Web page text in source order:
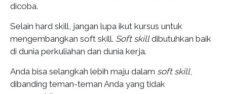
dicoba.
Selain hard skill, jangan lupa ikut kursus untuk
mengembangkan soft skill. Soft skilldibutuhkan baik
di dunia perkuliahan dan dunia kerja.
Anda bisa selangkah lebih maju dalam soft skill,
dibanding teman-teman Anda yang tidak